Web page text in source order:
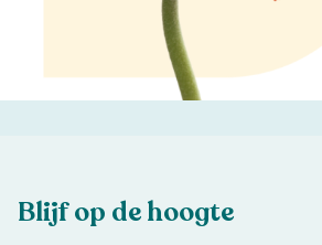
Blijf op de hoogte